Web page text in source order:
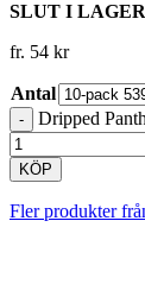
SLUT I LAGER
fr. 54 kr
Antal
Dripped
KÖP
Fler produkter